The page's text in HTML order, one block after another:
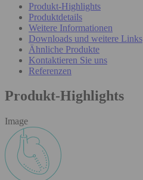
Produkt-Highlights
Produktdetails
Weitere Informationen
Downloads und weitere Links
Ähnliche Produkte
Kontaktieren Sie uns
Referenzen
Produkt-Highlights
Image